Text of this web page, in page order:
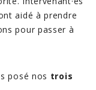
aidé à prendre
pour passer à
posé nos trois